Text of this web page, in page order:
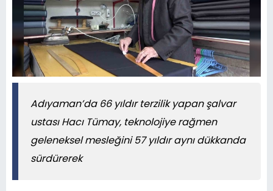
Adıyaman’da 66 yıldır terzilik yapan şalvar
ustası Hacı Tümay, teknolojiye rağmen
geleneksel mesleğini 57 yıldır aynı dükkanda
sürdürerek